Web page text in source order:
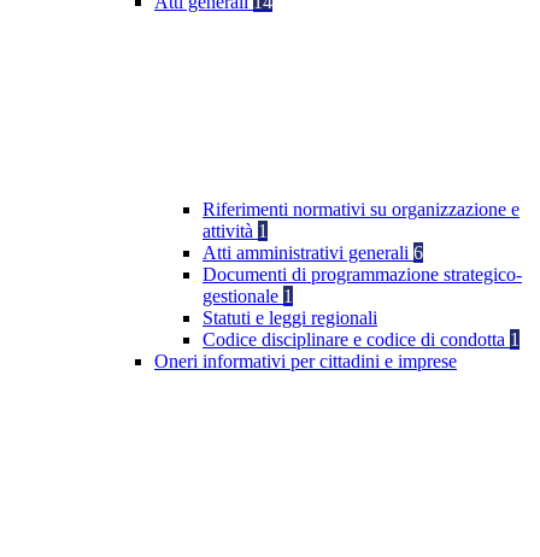
Riferimenti normativi su organizzazione e
attività 1
Atti amministrativi generali 6
Documenti di programmazione strategico-
gestionale 1
Statuti e leggi regionali
Codice disciplinare e codice di condotta 1
Oneri informativi per cittadini e imprese